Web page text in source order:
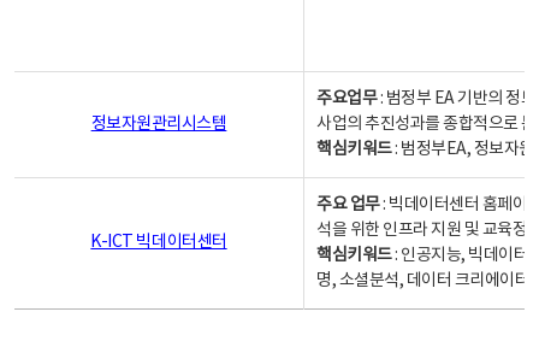
정보자원관리시스템
주요업무: 범정부 EA 기반의 정
사업의 추진성과를 종합적으로
핵심키워드: 범정부EA, 정보자
K-ICT 빅데이터센터
주요 업무: 빅데이터센터 홈페이
석을 위한 인프라 지원 및 교육정
핵심키워드: 인공지능, 빅데이터,
명, 소셜분석, 데이터 크리에이터